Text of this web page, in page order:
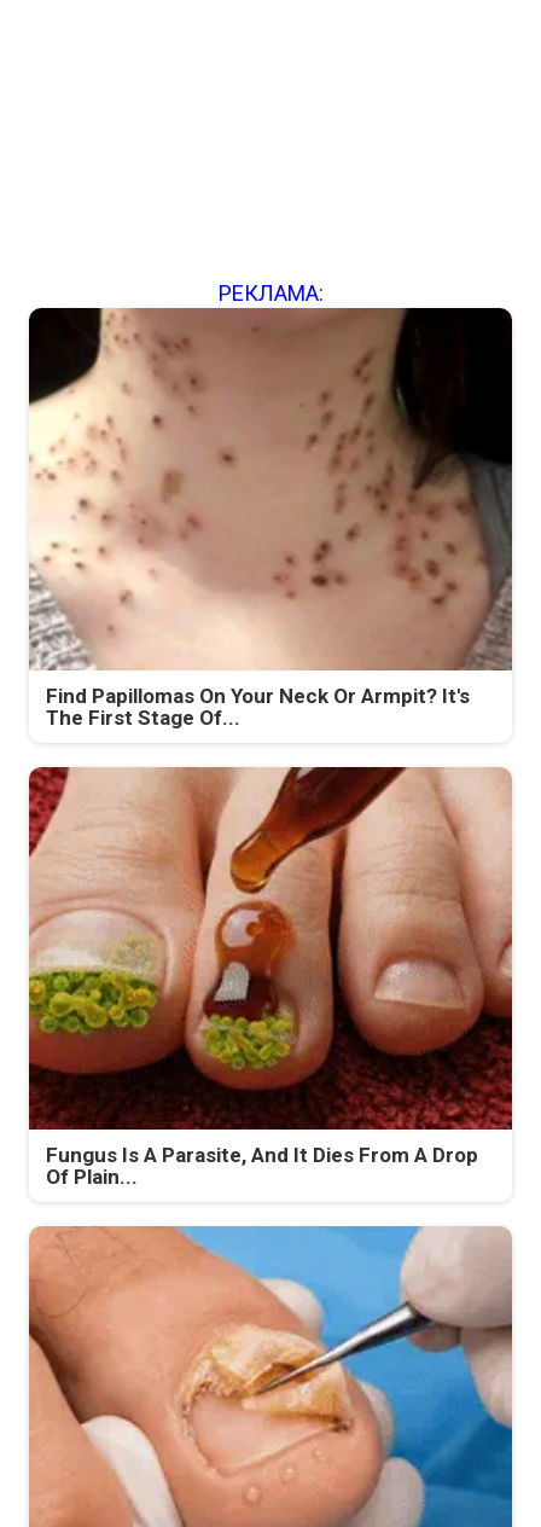
РЕКЛАМА:
Find Papillomas On Your Neck Or Armpit? It's
The First Stage Of...
Fungus Is A Parasite, And It Dies From A Drop
Of Plain...